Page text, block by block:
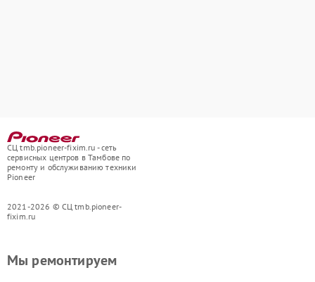
СЦ tmb.pioneer-fixim.ru - сеть
сервисных центров в Тамбове по
ремонту и обслуживанию техники
Pioneer
2021-2026 © СЦ tmb.pioneer-
fixim.ru
Мы ремонтируем